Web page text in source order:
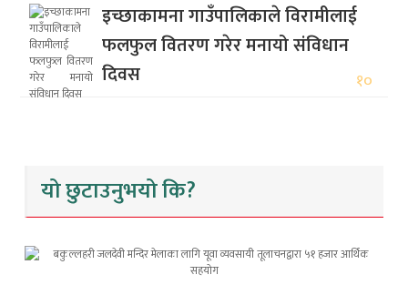
इच्छाकामना गाउँपालिकाले विरामीलाई
फलफुल वितरण गरेर मनायो संविधान
दिवस
१०
यो छुटाउनुभयो कि?